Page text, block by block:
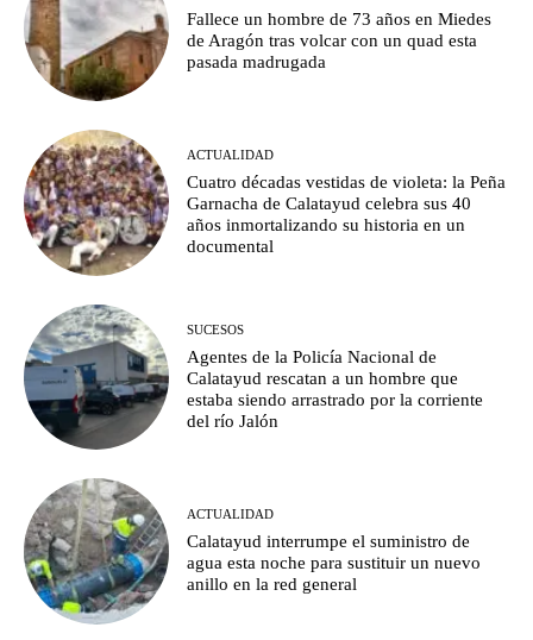
Fallece un hombre de 73 años en Miedes
de Aragón tras volcar con un quad esta
pasada madrugada
ACTUALIDAD
Cuatro décadas vestidas de violeta: la Peña
Garnacha de Calatayud celebra sus 40
años inmortalizando su historia en un
documental
SUCESOS
Agentes de la Policía Nacional de
Calatayud rescatan a un hombre que
estaba siendo arrastrado por la corriente
del río Jalón
ACTUALIDAD
Calatayud interrumpe el suministro de
agua esta noche para sustituir un nuevo
anillo en la red general